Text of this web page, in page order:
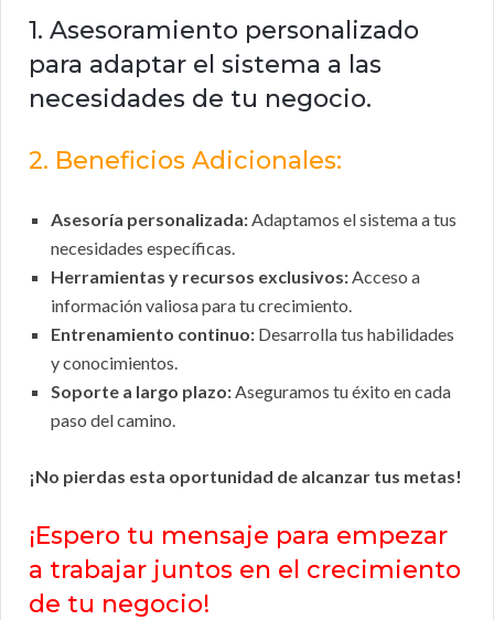
1. Asesoramiento personalizado
para adaptar el sistema a las
necesidades de tu negocio.
2. Beneficios Adicionales:
Asesoría personalizada:Adaptamos el sistema a tus
necesidades específicas.
Herramientas y recursos exclusivos:Acceso a
información valiosa para tu crecimiento.
Entrenamiento continuo: Desarrolla tus habilidades
y conocimientos.
Soporte a largo plazo:Aseguramos tu éxito en cada
paso del camino.
¡No pierdas esta oportunidad de alcanzar tus metas!
¡Espero tu mensaje para empezar
a trabajar juntos en el crecimiento
de tu negocio!